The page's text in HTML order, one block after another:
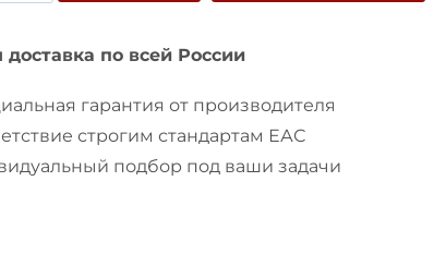
доставка по всей России
гарантия от производителя
строгим стандартам ЕАС
подбор под ваши задачи